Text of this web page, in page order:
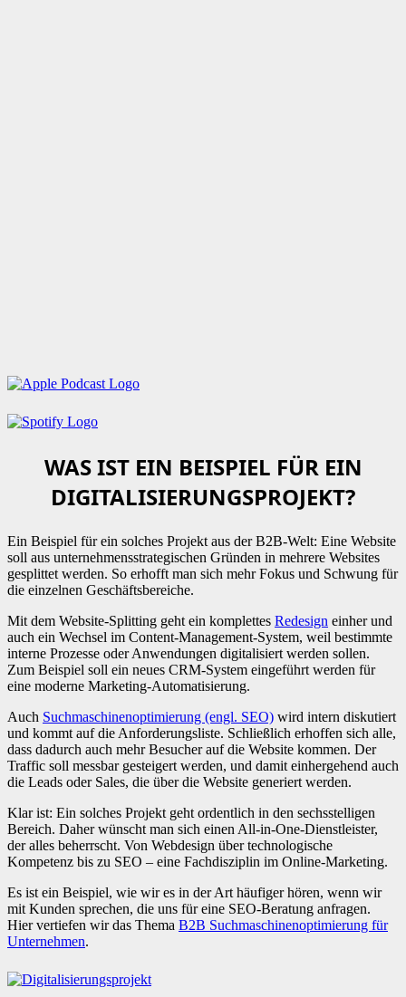
WAS IST EIN BEISPIEL FÜR EIN
DIGITALISIERUNGSPROJEKT?
Ein Beispiel für ein solches Projekt aus der B2B-Welt: Eine Website
soll aus unternehmensstrategischen Gründen in mehrere Websites
gesplittet werden. So erhofft man sich mehr Fokus und Schwung für
die einzelnen Geschäftsbereiche.
Mit dem Website-Splitting geht ein komplettes Redesign einher und
auch ein Wechsel im Content-Management-System, weil bestimmte
interne Prozesse oder Anwendungen digitalisiert werden sollen.
Zum Beispiel soll ein neues CRM-System eingeführt werden für
eine moderne Marketing-Automatisierung.
Auch Suchmaschinenoptimierung (engl. SEO) wird intern diskutiert
und kommt auf die Anforderungsliste. Schließlich erhoffen sich alle,
dass dadurch auch mehr Besucher auf die Website kommen. Der
Traffic soll messbar gesteigert werden, und damit einhergehend auch
die Leads oder Sales, die über die Website generiert werden.
Klar ist: Ein solches Projekt geht ordentlich in den sechsstelligen
Bereich. Daher wünscht man sich einen All-in-One-Dienstleister,
der alles beherrscht. Von Webdesign über technologische
Kompetenz bis zu SEO – eine Fachdisziplin im Online-Marketing.
Es ist ein Beispiel, wie wir es in der Art häufiger hören, wenn wir
mit Kunden sprechen, die uns für eine SEO-Beratung anfragen.
Hier vertiefen wir das Thema B2B Suchmaschinenoptimierung für
Unternehmen.